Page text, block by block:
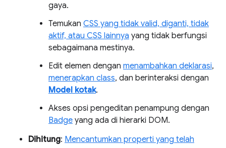
gaya.
Temukan CSS yang tidak valid, diganti, tidak
aktif, atau CSS lainnya yang tidak berfungsi
sebagaimana mestinya.
Edit elemen dengan menambahkan deklarasi,
menerapkan class, dan berinteraksi dengan
Model kotak.
Akses opsi pengeditan penampung dengan
Badge yang ada di hierarki DOM.
Dihitung: Mencantumkan properti yang telah